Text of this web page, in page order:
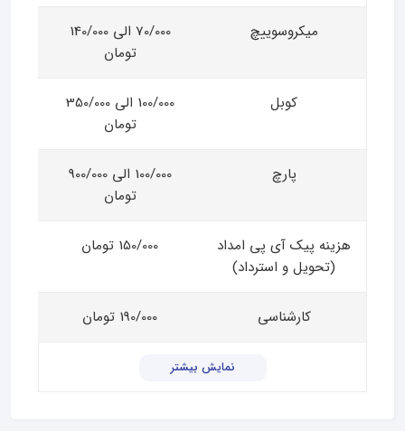
میکروسوییچ
70/000 الی 140/000
تومان
کوبل
100/000 الی 350/000
تومان
پارچ
100/000 الی 900/000
تومان
هزینه پیک آی پی امداد
(تحویل و استرداد)
150/000 تومان
کارشناسی 190/000 تومان
نمایش بیشتر